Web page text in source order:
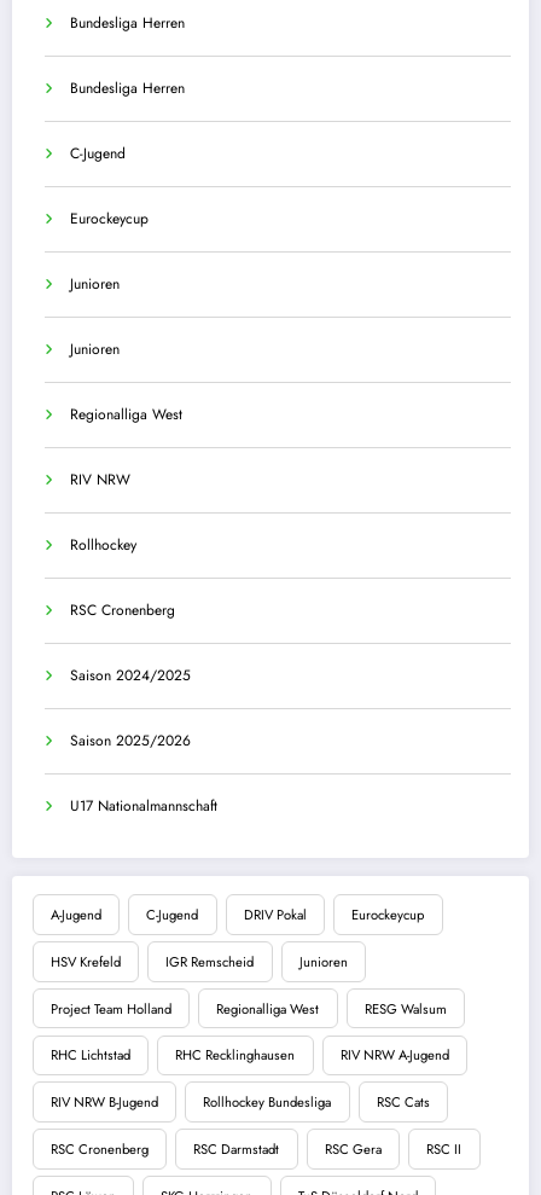
Bundesliga Herren
Bundesliga Herren
C-Jugend
Eurockeycup
Junioren
Junioren
Regionalliga West
RIV NRW
Rollhockey
RSC Cronenberg
Saison 2024/2025
Saison 2025/2026
U17 Nationalmannschaft
A-Jugend C-Jugend DRIV Pokal Eurockeycup
HSV Krefeld IGR Remscheid Junioren
Project Team Holland Regionalliga West RESG Walsum
RHC Lichtstad RHC Recklinghausen RIV NRW A-Jugend
RIV NRW B-Jugend Rollhockey Bundesliga RSC Cats
RSC Cronenberg RSC Darmstadt RSC Gera RSC II